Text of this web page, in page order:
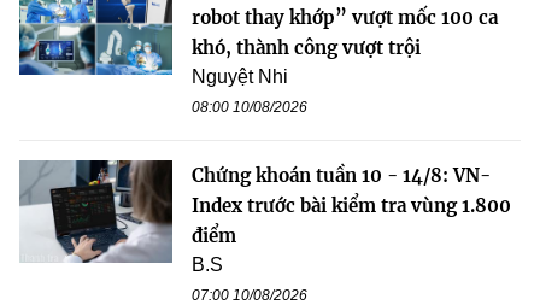
robot thay khớp” vượt mốc 100 ca
khó, thành công vượt trội
Nguyệt Nhi
08:00 10/08/2026
Chứng khoán tuần 10 - 14/8: VN-
Index trước bài kiểm tra vùng 1.800
điểm
B.S
07:00 10/08/2026